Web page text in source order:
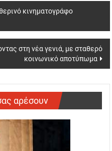
κινηματογράφο
στη νέα γενιά, με σταθερό
κοινωνικό αποτύπωμα
αρέσουν